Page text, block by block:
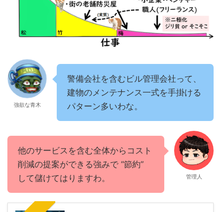
強欲な青木
警備会社を含むビル管理会社って、
建物のメンテナンス一式を手掛ける
パターン多いわな。
他のサービスを含む全体からコスト
削減の提案ができる強みで “節約”
して儲けてはりますわ。
管理人